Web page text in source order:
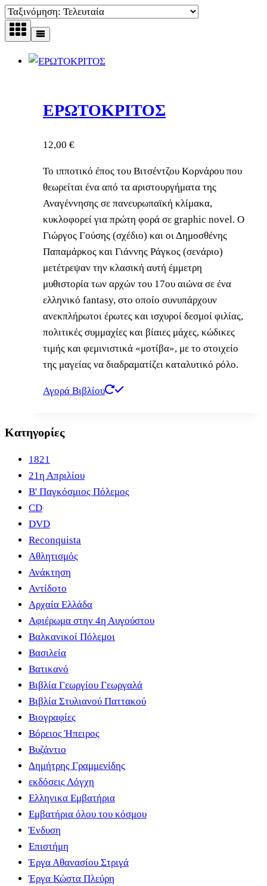
EΡΩΤΟΚΡΙΤΟΣ
12,00 €
Το ιπποτικό έπος του Βιτσέντζου Κορνάρου που
θεωρείται ένα από τα αριστουργήματα της
Αναγέννησης σε πανευρωπαϊκή κλίμακα,
κυκλοφορεί για πρώτη φορά σε graphic novel. O
Γιώργος Γούσης (σχέδιο) και οι Δημοσθένης
Παπαμάρκος και Γιάννης Ράγκος (σενάριο)
μετέτρεψαν την κλασική αυτή έμμετρη
μυθιστορία των αρχών του 17ου αιώνα σε ένα
ελληνικό fantasy, στο οποίο συνυπάρχουν
ανεκπλήρωτοι έρωτες και ισχυροί δεσμοί φιλίας,
πολιτικές συμμαχίες και βίαιες μάχες, κώδικες
τιμής και φεμινιστικά «μοτίβα», με το στοιχείο
της μαγείας να διαδραματίζει καταλυτικό ρόλο.
Αγορά Βιβλίου
Κατηγορίες
1821
21η Απριλίου
B' Παγκόσμιος Πόλεμος
CD
DVD
Reconquista
Αθλητισμός
Ανάκτηση
Αντίδοτο
Αρχαία Ελλάδα
Αφιέρωμα στην 4η Αυγούστου
Βαλκανικοί Πόλεμοι
Βασιλεία
Βατικανό
Βιβλία Γεωργίου Γεωργαλά
Βιβλία Στυλιανού Παττακού
Βιογραφίες
Βόρειος Ήπειρος
Βυζάντιο
Δημήτρης Γραμμενίδης
εκδόσεις Λόγχη
Ελληνικα Εμβατήρια
Εμβατήρια όλου του κόσμου
Ένδυση
Επιστήμη
Έργα Αθανασίου Στριγά
Έργα Κώστα Πλεύρη